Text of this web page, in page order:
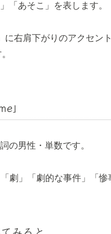
「あそこ」を表します。
に右肩下がりのアクセン
」
の男性・単数です。
「劇」「劇的な事件」「